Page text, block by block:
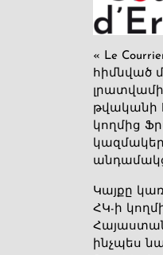
« Le
հիմնված
թվականի
կողմից
Կայքը
ՀԿ-ի
ինչպես